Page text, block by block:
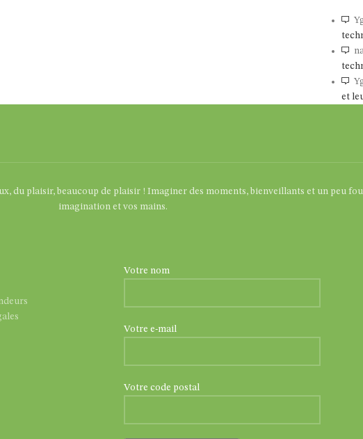
et
du plaisir, beaucoup de plaisir ! Imaginer des moments, bienveillants et un peu
imagination et vos mains.
Votre nom
Votre e-mail
Votre code postal